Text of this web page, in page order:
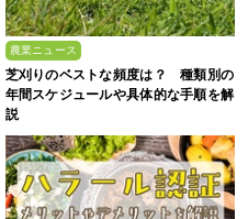
農業ニュース
芝刈りのベストな頻度は？ 種類別の
年間スケジュールや具体的な手順を解
説